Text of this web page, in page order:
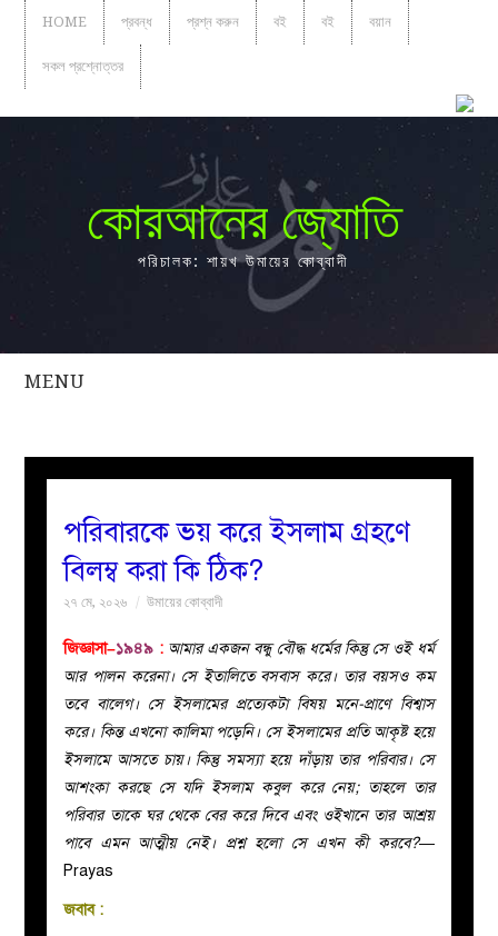
HOME প্রবন্ধ প্রশ্ন করুন বই বই বয়ান
সকল প্রশ্নোত্তর
কোরআনের জ্যোতি
পরিচালক: শায়খ উমায়ের কোব্বাদী
MENU
সকল
বয়ান
নারীদের
প্রশ্ন
পরিবারকে ভয় করে ইসলাম গ্রহণে
বিলম্ব করা কি ঠিক?
২৭ মে, ২০২৬ উমায়ের কোব্বাদী
জিজ্ঞাসা–১৯৪৯ : আমার একজন বন্ধু বৌদ্ধ ধর্মের কিন্তু সে ওই ধর্ম
আর পালন করেনা। সে ইতালিতে বসবাস করে। তার বয়সও কম
তবে বালেগ। সে ইসলামের প্রত্যেকটা বিষয় মনে-প্রাণে বিশ্বাস
করে। কিন্ত এখনো কালিমা পড়েনি। সে ইসলামের প্রতি আকৃষ্ট হয়ে
ইসলামে আসতে চায়। কিন্তু সমস্যা হয়ে দাঁড়ায় তার পরিবার। সে
আশংকা করছে সে যদি ইসলাম কবুল করে নেয়; তাহলে তার
পরিবার তাকে ঘর থেকে বের করে দিবে এবং ওইখানে তার আশ্রয়
পাবে এমন আত্মীয় নেই। প্রশ্ন হলো সে এখন কী করবে?—
Prayas
জবাব :